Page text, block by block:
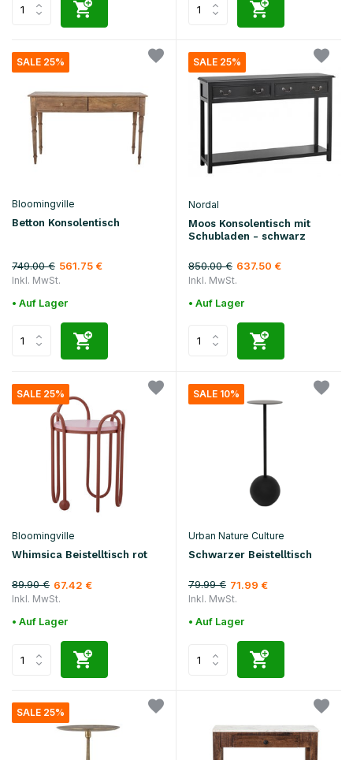
SALE 25%
Bloomingville
Betton Konsolentisch
749.00 € 561.75 €
Inkl. MwSt.
• Auf Lager
SALE 25%
Nordal
Moos Konsolentisch mit
Schubladen - schwarz
850.00 € 637.50 €
Inkl. MwSt.
• Auf Lager
SALE 25%
Bloomingville
Whimsica Beistelltisch rot
89.90 € 67.42 €
Inkl. MwSt.
• Auf Lager
SALE 10%
Urban Nature Culture
Schwarzer Beistelltisch
79.99 € 71.99 €
Inkl. MwSt.
• Auf Lager
SALE 25%